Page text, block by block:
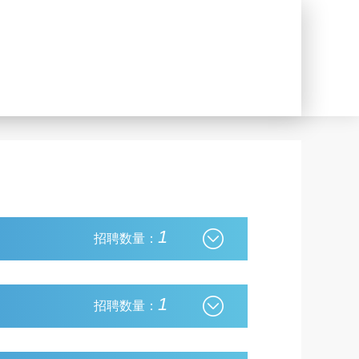
招聘数量： 1
招聘数量： 1